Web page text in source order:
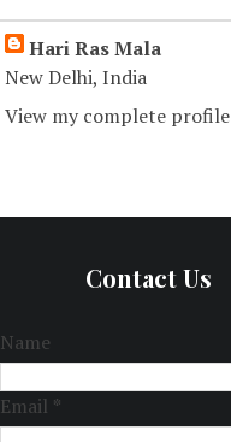
Hari Ras Mala
New Delhi, India
View my complete profile
Contact Us
Name
Email *